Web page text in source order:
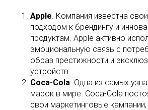
Apple. Компания известна
подходом к брендингу и
продуктам. Apple активно
эмоциональную связь с
образ престижности и
устройств.
Coca-Cola. Одна из самых
марок в мире. Coca-Cola
свои маркетинговые кампании,